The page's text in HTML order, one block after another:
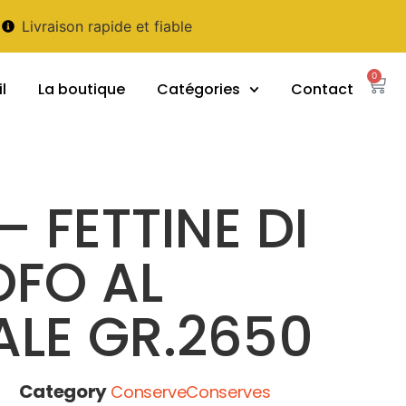
Livraison rapide et fiable
La boutique Catégories Contact
0
FETTINE DI
AL
GR.2650
Category ConserveConserves